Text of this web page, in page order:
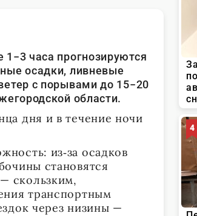
часа прогнозируются
осадки, ливневые
с порывами до 15−20
области.
дня и в течение ночи
из‑за осадков
становятся
скользким,
транспортным
через низины —